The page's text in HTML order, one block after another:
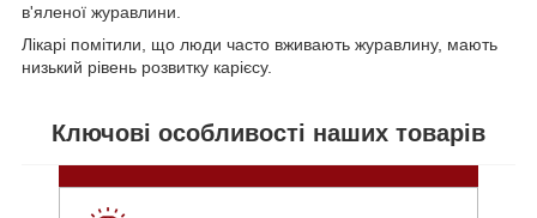
в'яленої журавлини.
Лікарі помітили, що люди часто вживають журавлину, мають
низький рівень розвитку карієсу.
Ключові особливості наших товарів